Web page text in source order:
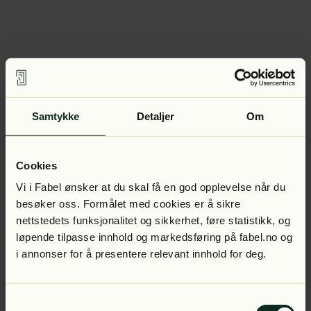
Samtykke Detaljer Om
Cookies
Vi i Fabel ønsker at du skal få en god opplevelse når du
besøker oss. Formålet med cookies er å sikre
nettstedets funksjonalitet og sikkerhet, føre statistikk, og
løpende tilpasse innhold og markedsføring på fabel.no og
i annonser for å presentere relevant innhold for deg.